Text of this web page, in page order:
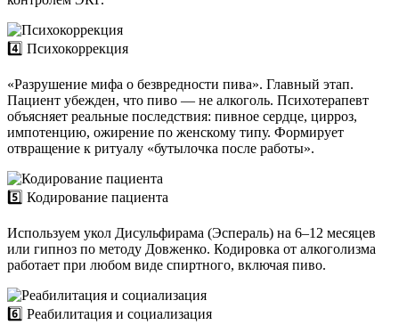
4️⃣ Психокоррекция
«Разрушение мифа о безвредности пива». Главный этап.
Пациент убежден, что пиво — не алкоголь. Психотерапевт
объясняет реальные последствия: пивное сердце, цирроз,
импотенцию, ожирение по женскому типу. Формирует
отвращение к ритуалу «бутылочка после работы».
5️⃣ Кодирование пациента
Используем укол Дисульфирама (Эспераль) на 6–12 месяцев
или гипноз по методу Довженко. Кодировка от алкоголизма
работает при любом виде спиртного, включая пиво.
6️⃣ Реабилитация и социализация